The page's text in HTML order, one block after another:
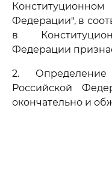
Федерации", в
в
Федерации
2. Определение
Российской
окончательно и